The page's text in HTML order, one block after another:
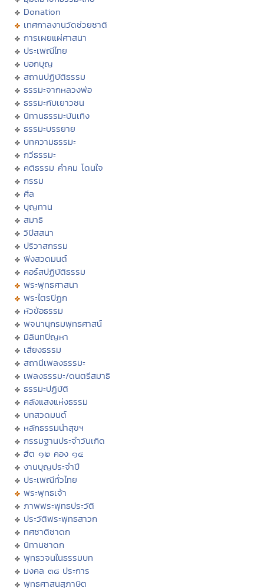
Donation
เทศกาลงานวัดช่วยชาติ
การเผยแผ่ศาสนา
ประเพณีไทย
บอกบุญ
สถานปฏิบัติธรรม
ธรรมะจากหลวงพ่อ
ธรรมะกับเยาวชน
นิทานธรรมะบันเทิง
ธรรมะบรรยาย
บทความธรรมะ
กวีธรรมะ
คติธรรม คำคม โดนใจ
กรรม
ศีล
บุญทาน
สมาธิ
วิปัสสนา
ปริวาสกรรม
ฟังสวดมนต์
คอร์สปฏิบัติธรรม
พระพุทธศาสนา
พระไตรปิฏก
หัวข้อธรรม
พจนานุกรมพุทธศาสน์
มิลินทปัญหา
เสียงธรรม
สถานีเพลงธรรมะ
เพลงธรรมะ/ดนตรีสมาธิ
ธรรมะปฏิบัติ
คลังแสงแห่งธรรม
บทสวดมนต์
หลักธรรมนำสุขฯ
กรรมฐานประจำวันเกิด
ฮีต ๑๒ คอง ๑๔
งานบุญประจำปี
ประเพณีทั่วไทย
พระพุทธเจ้า
ภาพพระพุทธประวัติ
ประวัติพระพุทธสาวก
ทศชาติชาดก
นิทานชาดก
พุทธวจนในธรรมบท
มงคล ๓๘ ประการ
พุทธศาสนสุภาษิต